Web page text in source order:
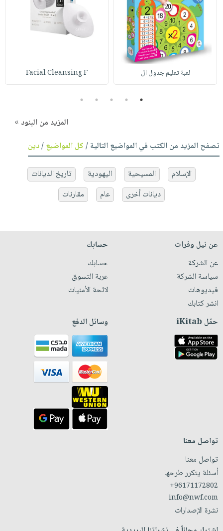
لعبة تعليم جدول ال Facial Cleansing F
1
2
3
4
5
المزيد من البنود »
تصفح المزيد من الكتب في المواضيع التالية /كل المواضيع/دين
الإسلام المسيحية اليهودية
تاريخ الديانات
ديانات أخرى
عام مقارنات
عن نيل وفرات
عن الشركة
سياسة الشركة
فيديوهات
انشر كتابك
حسابك
حسابك
عربة التسوق
لائحة الأمنيات
حمّل iKitab وسائل الدفع
تواصل معنا
تواصل معنا
أسئلة يتكرر طرحها
+96171172802
info@nwf.com
نشرة الإصدارات